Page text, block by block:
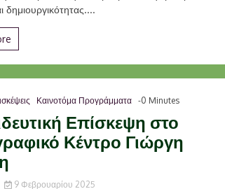
δημιουργικότητας....
Καινοτόμα Προγράμματα -0 Minutes
Επίσκεψη στο
Κέντρο Γιώργη
9 Φεβρουαρίου 2025